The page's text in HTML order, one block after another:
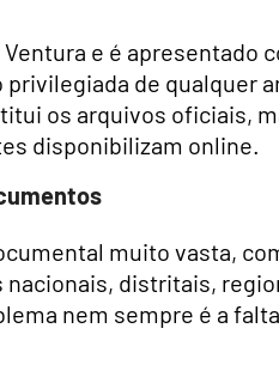
e é apresentado
de qualquer
os arquivos oficiais,
disponibilizam online.
muito vasta,
distritais,
nem sempre é a